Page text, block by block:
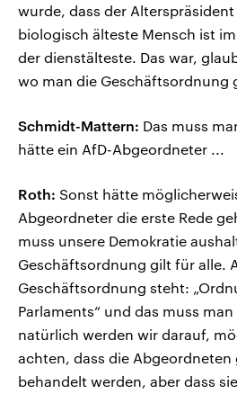
wurde, dass der
biologisch älteste Mensch ist
der dienstälteste. Das war,
wo man die Geschäftsordnung
Schmidt-Mattern: Das muss
hätte ein AfD-Abgeordneter ...
Roth: Sonst hätte
Abgeordneter die erste Rede
muss unsere Demokratie
Geschäftsordnung gilt für alle.
Geschäftsordnung steht:
Parlaments“ und das muss
natürlich werden wir darauf,
achten, dass die Abgeordneten
behandelt werden, aber dass